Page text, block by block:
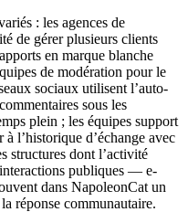
: les agences de
de gérer plusieurs clients
en marque blanche
de modération pour le
sociaux utilisent l’auto-
sous les
plein ; les équipes support
l’historique d’échange avec
structures dont l’activité
publiques — e-
dans NapoleonCat un
réponse communautaire.